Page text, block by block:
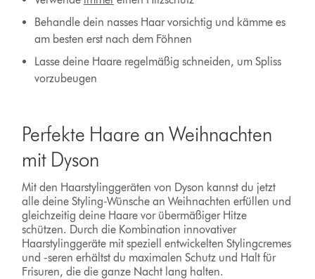
Behandle dein nasses Haar vorsichtig und kämme es
am besten erst nach dem Föhnen
Lasse deine Haare regelmäßig schneiden, um Spliss
vorzubeugen
Perfekte Haare an Weihnachten
mit Dyson
Mit den Haarstylinggeräten von Dyson kannst du jetzt
alle deine Styling-Wünsche an Weihnachten erfüllen und
gleichzeitig deine Haare vor übermäßiger Hitze
schützen. Durch die Kombination innovativer
Haarstylinggeräte mit speziell entwickelten Stylingcremes
und -seren erhältst du maximalen Schutz und Halt für
Frisuren, die die ganze Nacht lang halten.